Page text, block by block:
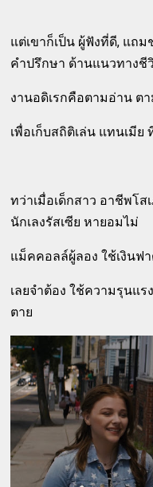
แต่เขาก็เป็น ผู้ฟังที่ดี, แถ
คำปรึกษา ด้านแนวทางชี
งานอดิเรกคือตามอ่าน ต
เพื่อเก็บสถิติเล่น แทนเมี
ทว่าเมื่อเด็กสาว อาชีพโ
นักเลงรัสเซีย หายอมไม่
แม็คคอลล์ผู้ลอง ใช้เงินฟ
เลยจำต้อง ใช้ความรุนแ
ตาย